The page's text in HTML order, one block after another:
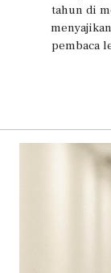
tahun di
pembaca